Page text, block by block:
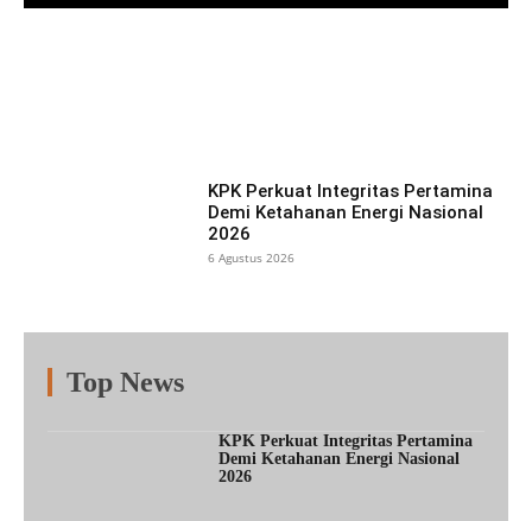
KPK Perkuat Integritas Pertamina
Demi Ketahanan Energi Nasional
2026
6 Agustus 2026
Top News
KPK Perkuat Integritas Pertamina
Demi Ketahanan Energi Nasional
2026